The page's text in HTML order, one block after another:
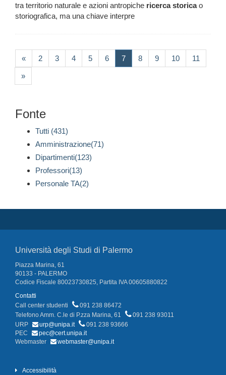
tra territorio naturale e azioni antropiche ricerca storicao
storiografica, ma una chiave interpre
« 2 3 4 5 6 7(current)
8 9 10 11
»
Fonte
Tutti (431)
Amministrazione(71)
Dipartimenti(123)
Professori(13)
Personale TA(2)
Università degli Studi di Palermo
Piazza Marina, 61
90133 - PALERMO
Codice Fiscale 80023730825, Partita IVA 00605880822
Contatti
Call center studenti
091 238 86472
Telefono Amm. C.le di P.zza Marina, 61
091 238 93011
URP
urp@unipa.it
091 238 93666
PEC
pec@cert.unipa.it
Webmaster
webmaster@unipa.it
Accessibilità